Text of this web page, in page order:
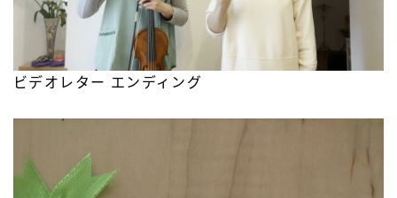
ビデオレター エンディング